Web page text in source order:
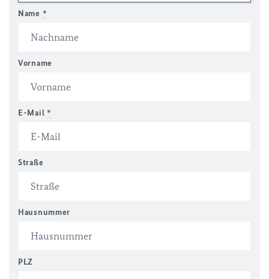
Name *
Vorname
E-Mail *
Straße
Hausnummer
PLZ